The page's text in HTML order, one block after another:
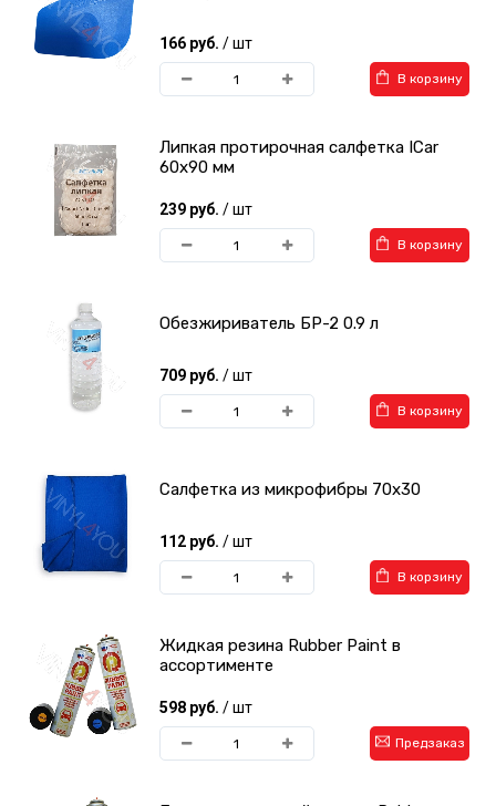
166 руб. / шт
В корзину
Липкая протирочная салфетка ICar
60x90 мм
239 руб. / шт
В корзину
Обезжириватель БР-2 0.9 л
709 руб. / шт
В корзину
Салфетка из микрофибры 70х30
112 руб. / шт
В корзину
Жидкая резина Rubber Paint в
ассортименте
598 руб. / шт
Предзаказ